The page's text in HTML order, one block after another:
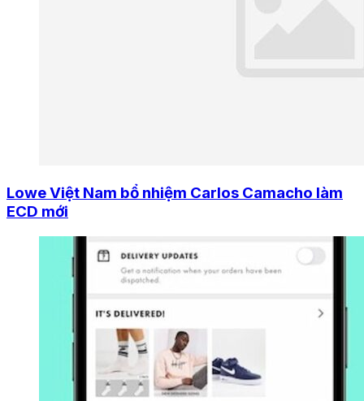
Lowe Việt Nam bổ nhiệm Carlos Camacho làm
ECD mới